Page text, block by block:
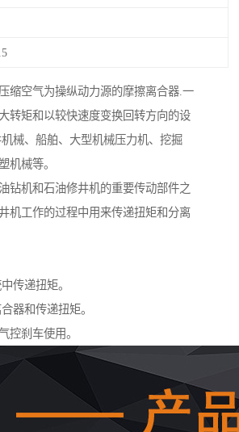
缩空气为操纵动力源的摩擦离合器.一
转矩和以较快速度变换回转方向的设
械、船舶、大型机械压力机、挖掘
机械等。
钻机和石油修井机的重要传动部件之
机工作的过程中用来传递扭矩和分离
传递扭矩。
器和传递扭矩。
控刹车使用。